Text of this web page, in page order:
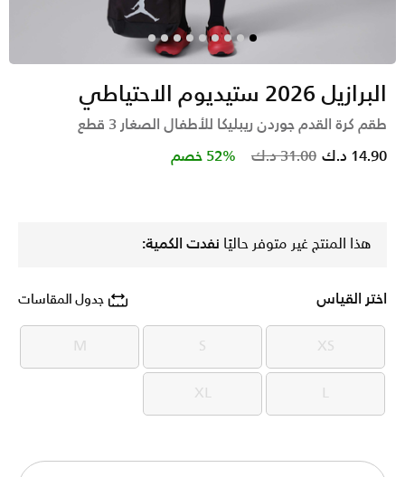
البرازيل 2026 ستيديوم الاحتياطي
طقم كرة القدم جوردن ريبليكا للأطفال الصغار 3 قطع
Price reduced from
31.00 د.ك to 14.90 د.ك 52% خصم
هذا المنتج غير متوفر حاليًا نفدت الكمية:
اختر القياس جدول المقاسات
XS
XS
S
S
M
M
L
L
XL
XL